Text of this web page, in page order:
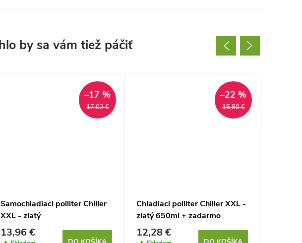
17,02 €
–17 %
Samochladiaci polliter Chiller
XXL - zlatý
13,96 €
15,80 €
–22 %
Chladiaci polliter Chiller XXL -
zlatý 650ml + zadarmo
otvárač
12,28 €